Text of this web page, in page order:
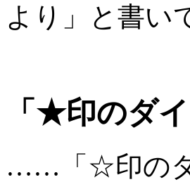
より」と書い
「★印のダ
……「☆印のダ